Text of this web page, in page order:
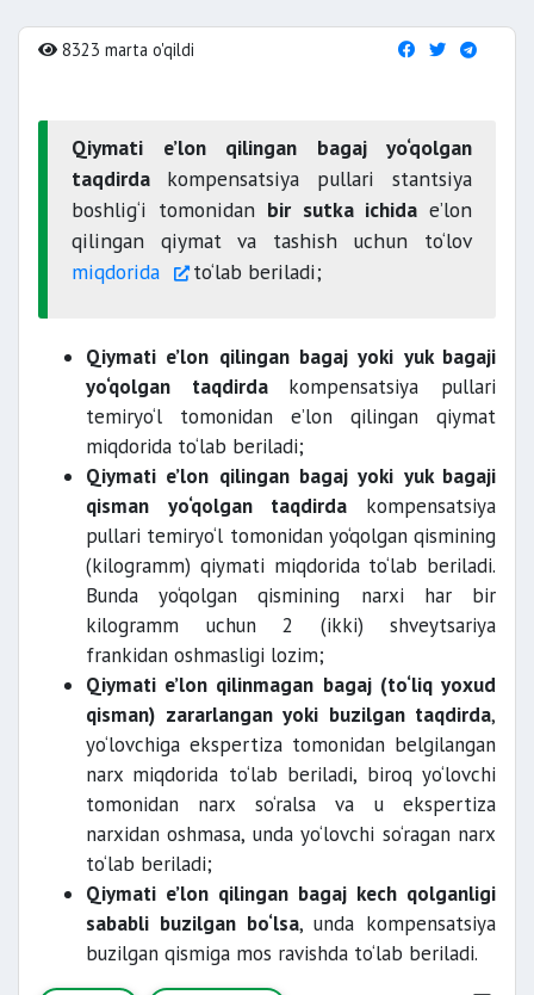
8323 marta o'qildi
Qiymati e’lon qilingan bagaj yo‘qolgan
taqdirda kompensatsiya pullari stantsiya
boshlig‘i tomonidan bir sutka ichidae’lon
qilingan qiymat va tashish uchun to‘lov
miqdorida
to‘lab beriladi;
Qiymati e’lon qilingan bagaj yoki yuk bagaji
yo‘qolgan taqdirda kompensatsiya pullari
temiryo‘l tomonidan e’lon qilingan qiymat
miqdorida to‘lab beriladi;
Qiymati e’lon qilingan bagaj yoki yuk bagaji
qisman yo‘qolgan taqdirda kompensatsiya
pullari temiryo‘l tomonidan yo‘qolgan qismining
(kilogramm) qiymati miqdorida to‘lab beriladi.
Bunda yo‘qolgan qismining narxi har bir
kilogramm uchun 2 (ikki) shveytsariya
frankidan oshmasligi lozim;
Qiymati e’lon qilinmagan bagaj (to‘liq yoxud
qisman) zararlangan yoki buzilgan taqdirda,
yo‘lovchiga ekspertiza tomonidan belgilangan
narx miqdorida to‘lab beriladi, biroq yo‘lovchi
tomonidan narx so‘ralsa va u ekspertiza
narxidan oshmasa, unda yo‘lovchi so‘ragan narx
to‘lab beriladi;
Qiymati e’lon qilingan bagaj kech qolganligi
sababli buzilgan bo‘lsa,unda kompensatsiya
buzilgan qismiga mos ravishda to‘lab beriladi.